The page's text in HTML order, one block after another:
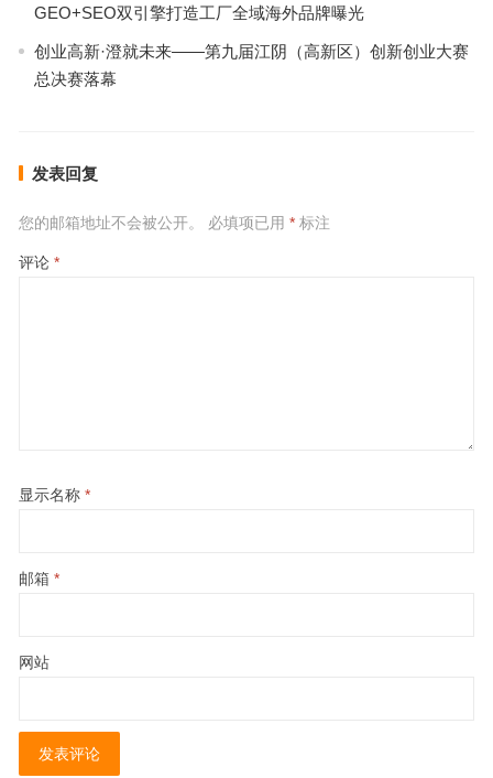
GEO+SEO双引擎打造工厂全域海外品牌曝光
创业高新·澄就未来——第九届江阴（高新区）创新创业大赛
总决赛落幕
发表回复
您的邮箱地址不会被公开。 必填项已用 *标注
评论 *
显示名称 *
邮箱 *
网站